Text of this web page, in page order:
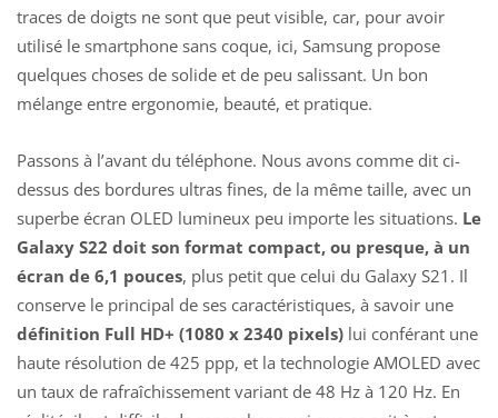
traces de doigts ne sont que peut visible, car, pour avoir
utilisé le smartphone sans coque, ici, Samsung propose
quelques choses de solide et de peu salissant. Un bon
mélange entre ergonomie, beauté, et pratique.
Passons à l’avant du téléphone. Nous avons comme dit ci-
dessus des bordures ultras fines, de la même taille, avec un
superbe écran OLED lumineux peu importe les situations. Le
Galaxy S22 doit son format compact, ou presque, à un
écran de 6,1 pouces, plus petit que celui du Galaxy S21. Il
conserve le principal de ses caractéristiques, à savoir une
définition Full HD+ (1080 x 2340 pixels) lui conférant une
haute résolution de 425 ppp, et la technologie AMOLED avec
un taux de rafraîchissement variant de 48 Hz à 120 Hz. En